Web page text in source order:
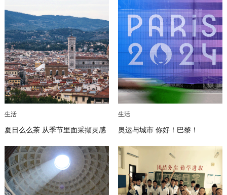
生活
夏日么么茶 从季节里面采撷灵感
生活
奥运与城市 你好！巴黎！